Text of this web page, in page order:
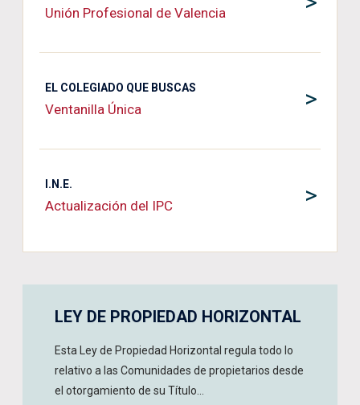
Unión Profesional de Valencia
>
EL COLEGIADO QUE BUSCAS
Ventanilla Única
>
I.N.E.
Actualización del IPC
LEY DE PROPIEDAD HORIZONTAL
Esta Ley de Propiedad Horizontal regula todo lo
relativo a las Comunidades de propietarios desde
el otorgamiento de su Título...